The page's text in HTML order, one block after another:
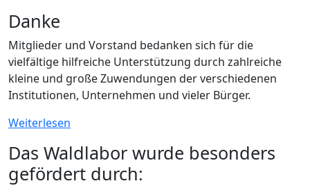
Danke
Mitglieder und Vorstand bedanken sich für die
vielfältige hilfreiche Unterstützung durch zahlreiche
kleine und große Zuwendungen der verschiedenen
Institutionen, Unternehmen und vieler Bürger.
Weiterlesen
Das Waldlabor wurde besonders
gefördert durch: